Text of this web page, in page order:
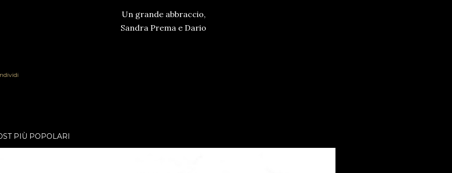
Un grande abbraccio,
Sandra Prema e Dario
PIÙ POPOLARI